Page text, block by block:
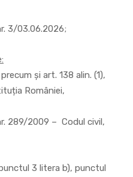
3/03.06.2026;
și art. 138 alin. (1),
României,
289/2009 – Codul civil,
3 litera b), punctul